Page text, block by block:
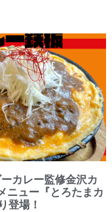
カレー監修金沢カ
ニュー『とろたまカ
登場！